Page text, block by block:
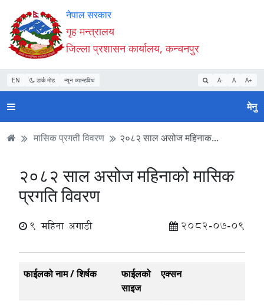
Accessibility
Mode
सुरु
गर्नुहोस्
सामाग्री
पढ्नुहाेस्
नेभिगेसन
पढ्नुहाेस्
वेबसाइट
खोजमा
जानुहोस्
नेपाल सरकार
गृह मन्त्रालय
जिल्ला प्रशासन कार्यालय, कन्चनपुर
EN डार्क मोड न्यून व्यान्डविथ A- A A+
मेनु
मासिक प्रगती विवरण २०८२ साल असोज महिनाक...
२०८२ साल असोज महिनाको मासिक
प्रगति विवरण
9 महिना अगाडी 2082-07-09
फाईलको नाम / शिर्षक
फाईलको
साइज
एक्सन